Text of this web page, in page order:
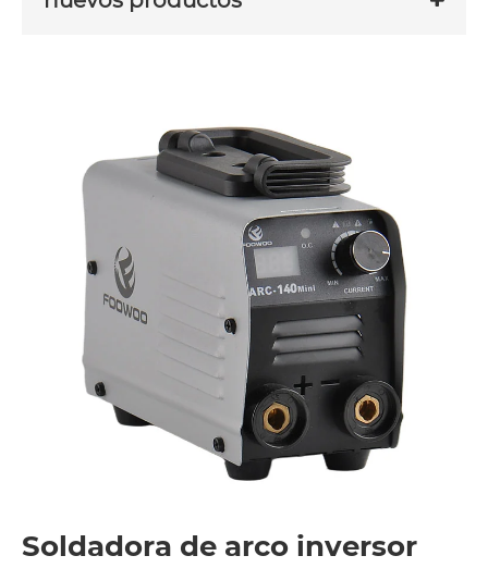
Soldadora de arco inversor